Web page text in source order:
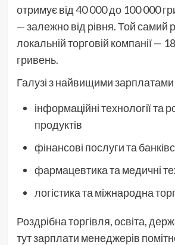
отримує від 40 000 до 100 000
— залежно від рівня. Той самий
локальній торговій компанії —
гривень.
Галузі з найвищими
інформаційні технології та
продуктів
фінансові послуги та
фармацевтика та медичні
логістика та міжнародна
Роздрібна торгівля, освіта,
тут зарплати менеджерів